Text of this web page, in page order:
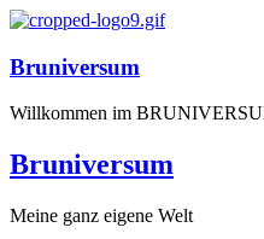
Bruniversum
Willkommen im
Bruniversum
Meine ganz eigene Welt